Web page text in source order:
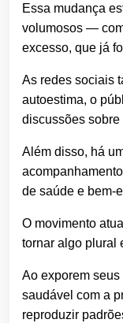
Essa mudança
volumosos —
excesso, que já
As redes sociais
autoestima, o
discussões
Além disso, há
de saúde e bem-
O movimento
tornar algo plural
Ao exporem
saudável com a
reproduzir